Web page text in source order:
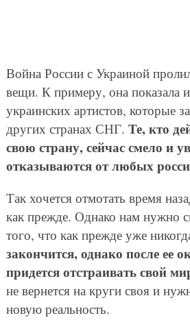
Война России с Украиной
вещи. К примеру, она показала
украинских артистов, которые
других странах СНГ. Те, кто
свою страну, сейчас смело и
отказываются от любых
Так хочется отмотать время
как прежде. Однако нам нужно
того, что как прежде уже
закончится, однако после ее
придется отстраивать свой
не вернется на круги своя и
новую реальность.